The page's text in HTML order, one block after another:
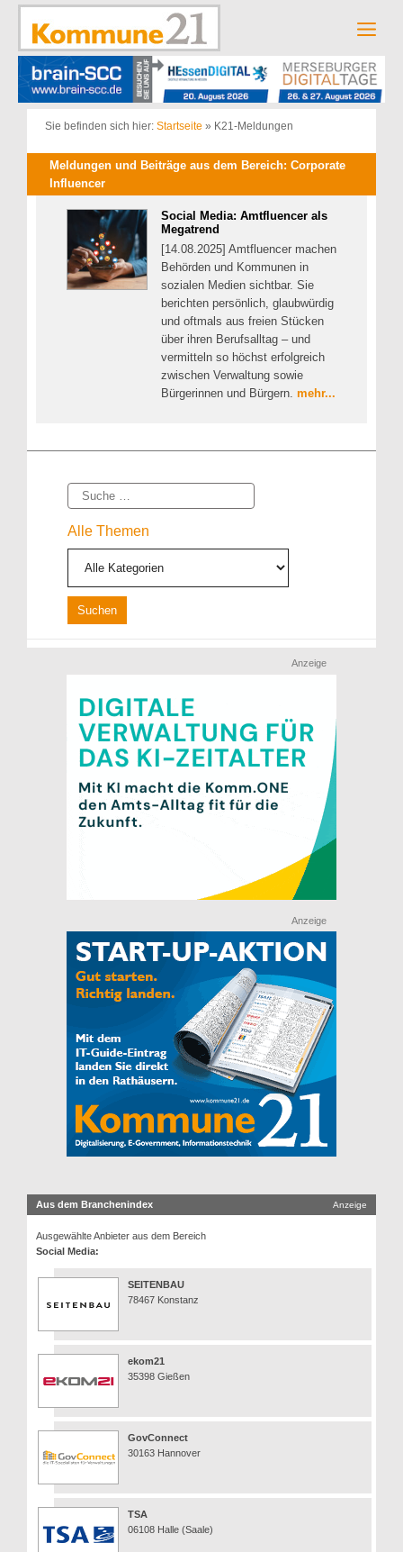
Zum
springen
Sie befinden sich hier: Startseite » K21-Meldungen
Meldungen und Beiträge aus dem Bereich: Corporate
Influencer
Social Media: Amtfluencer als
Megatrend
[14.08.2025] Amtfluencer machen
Behörden und Kommunen in
sozialen Medien sichtbar. Sie
berichten persönlich, glaubwürdig
und oftmals aus freien Stücken
über ihren Berufsalltag – und
vermitteln so höchst erfolgreich
zwischen Verwaltung sowie
Bürgerinnen und Bürgern. mehr...
Suche
Alle Themen
Anzeige
Anzeige
Aus dem Branchenindex Anzeige
Ausgewählte Anbieter aus dem Bereich
Social Media:
SEITENBAU
78467 Konstanz
ekom21
35398 Gießen
GovConnect
30163 Hannover
TSA
06108 Halle (Saale)